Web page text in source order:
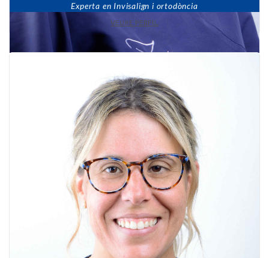
Experta en Invisalign i ortodòncia
VEURE PERFIL